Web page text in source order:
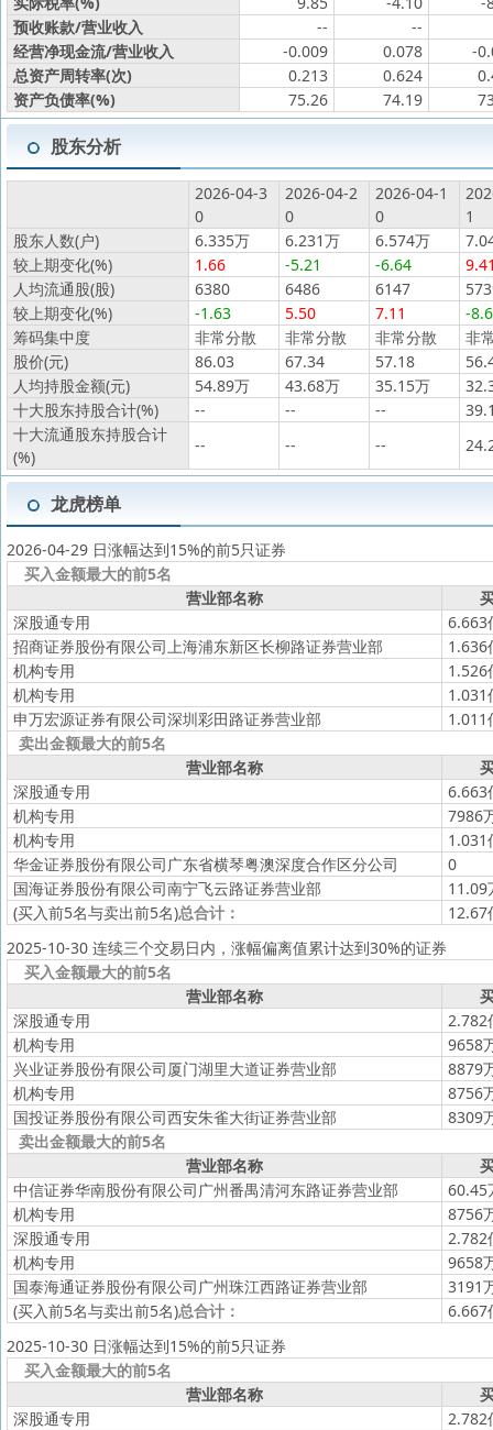
预收账款/营业收入
--
--
经营净现金流/营业收入
-0.009 0.078
-
总资产周转率(次)
0.213 0.624
资产负债率(%)
75.26 74.19
股东分析
2026-04-3
0
2026-04-2
0
2026-04-1
0
1
股东人数(户)
6.335万 6.231万 6.574万
较上期变化(%)
1.66 -5.21 -6.64
人均流通股(股)
6380 6486 6147
较上期变化(%)
-1.63 5.50 7.11
-
筹码集中度
非常分散 非常分散 非常分散
非
股价(元)
86.03 67.34 57.18
人均持股金额(元)
54.89万 43.68万 35.15万
十大股东持股合计(%)
-- -- --
十大流通股东持股合计
(%)
-- -- --
龙虎榜单
2026-04-29 日涨幅达到15%的前5只证券
买入金额最大的前5名
营业部名称
深股通专用
6.663
招商证券股份有限公司上海浦东新区长柳路证券营业部
1.636
机构专用
1.526
机构专用
1.031
申万宏源证券有限公司深圳彩田路证券营业部
1.011
卖出金额最大的前5名
营业部名称
深股通专用
6.663
机构专用
7986
机构专用
1.031
华金证券股份有限公司广东省横琴粤澳深度合作区分公司
0
国海证券股份有限公司南宁飞云路证券营业部
11.09
(买入前5名与卖出前5名)总合计：
12.67
2025-10-30 连续三个交易日内，涨幅偏离值累计达到30%的证券
买入金额最大的前5名
营业部名称
深股通专用
2.782
机构专用
9658
兴业证券股份有限公司厦门湖里大道证券营业部
8879
机构专用
8756
国投证券股份有限公司西安朱雀大街证券营业部
8309
卖出金额最大的前5名
营业部名称
中信证券华南股份有限公司广州番禺清河东路证券营业部
60.45
机构专用
8756
深股通专用
2.782
机构专用
9658
国泰海通证券股份有限公司广州珠江西路证券营业部
3191
(买入前5名与卖出前5名)总合计：
6.667
2025-10-30 日涨幅达到15%的前5只证券
买入金额最大的前5名
营业部名称
深股通专用
2.782